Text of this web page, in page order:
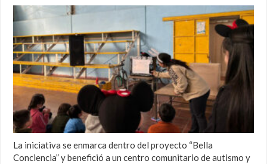
La iniciativa se enmarca dentro del proyecto “Bella
Conciencia” y benefició a un centro comunitario de autismo y